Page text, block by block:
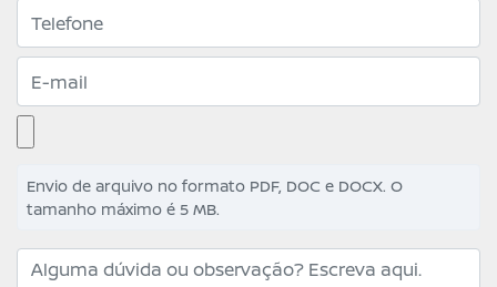
Envio de arquivo no formato PDF, DOC e DOCX. O
tamanho máximo é 5 MB.